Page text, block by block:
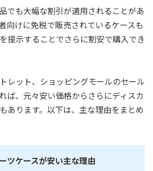
でも大幅な割引が適用されることがあ
向けに免税で販売されているケースも
提示することでさらに割安で購入でき
レット、ショッピングモールのセール
ば、元々安い価格からさらにディスカ
あります。以下は、主な理由をまとめ
ツケースが安い主な理由